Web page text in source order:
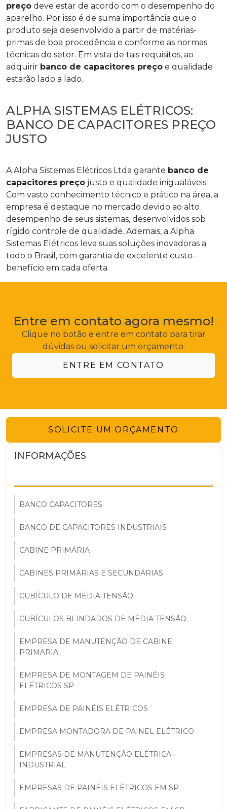
preço deve estar de acordo com o desempenho do
aparelho. Por isso é de suma importância que o
produto seja desenvolvido a partir de matérias-
primas de boa procedência e conforme as normas
técnicas do setor. Em vista de tais requisitos, ao
adquirir banco de capacitores preço e qualidade
estarão lado a lado.
ALPHA SISTEMAS ELÉTRICOS:
BANCO DE CAPACITORES PREÇO
JUSTO
A Alpha Sistemas Elétricos Ltda garante banco de
capacitores preço justo e qualidade inigualáveis.
Com vasto conhecimento técnico e prático na área, a
empresa é destaque no mercado devido ao alto
desempenho de seus sistemas, desenvolvidos sob
rígido controle de qualidade. Ademais, a Alpha
Sistemas Elétricos leva suas soluções inovadoras a
todo o Brasil, com garantia de excelente custo-
benefício em cada oferta.
Entre em contato agora mesmo!
Clique no botão e entre em contato para tirar
dúvidas ou solicitar um orçamento.
ENTRE EM CONTATO
SOLICITE UM ORÇAMENTO
INFORMAÇÕES
BANCO CAPACITORES
BANCO DE CAPACITORES INDUSTRIAIS
CABINE PRIMÁRIA
CABINES PRIMÁRIAS E SECUNDÁRIAS
CUBÍCULO DE MÉDIA TENSÃO
CUBÍCULOS BLINDADOS DE MÉDIA TENSÃO
EMPRESA DE MANUTENÇÃO DE CABINE
PRIMARIA
EMPRESA DE MONTAGEM DE PAINÉIS
ELÉTRICOS SP
EMPRESA DE PAINÉIS ELÉTRICOS
EMPRESA MONTADORA DE PAINEL ELÉTRICO
EMPRESAS DE MANUTENÇÃO ELÉTRICA
INDUSTRIAL
EMPRESAS DE PAINÉIS ELÉTRICOS EM SP